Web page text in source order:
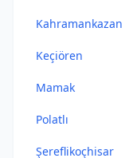
Kahramankazan
Keçiören
Mamak
Polatlı
Şereflikoçhisar